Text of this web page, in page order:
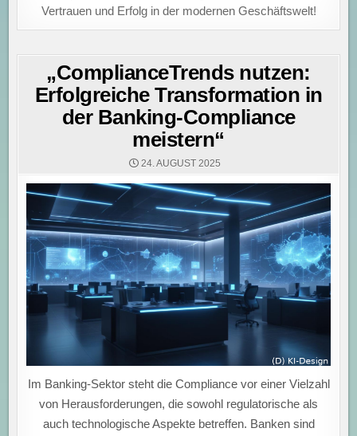
Vertrauen und Erfolg in der modernen Geschäftswelt!
„ComplianceTrends nutzen:
Erfolgreiche Transformation in
der Banking-Compliance
meistern“
24. AUGUST 2025
Im Banking-Sektor steht die Compliance vor einer Vielzahl
von Herausforderungen, die sowohl regulatorische als
auch technologische Aspekte betreffen. Banken sind